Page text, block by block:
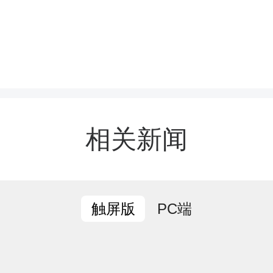
、重点征集违法违规线索范
相关新闻
触屏版 PC端